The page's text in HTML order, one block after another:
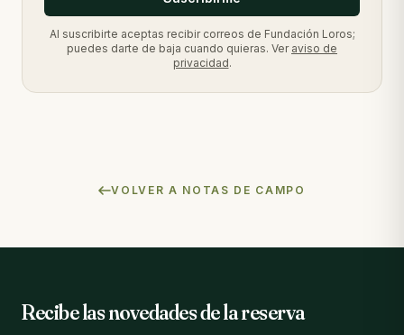
Al suscribirte aceptas recibir correos de Fundación Loros;
puedes darte de baja cuando quieras. Ver aviso de
privacidad.
VOLVER A NOTAS DE CAMPO
Recibe las novedades de la reserva